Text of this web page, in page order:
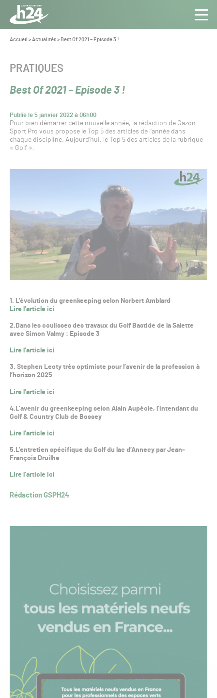
Panneau de gestion des cookies
Aller au contenu
Toute
l’info
Pro
Vous
Accueil >Actualités> Best Of 2021 – Episode 3 !
Best Of 2021 – Episode 3 !
Publié le 5 janvier 2022 à 06h00
CATÉGORIE :
PRATIQUES
Pour bien démarrer cette nouvelle année, la rédaction de Gazon
Sport Pro vous propose le Top 5 des articles de l’année dans
chaque discipline. Aujourd’hui, le Top 5 des articles de la rubrique
« Golf ».
1. L’évolution du greenkeeping selon Norbert Amblard
Lire l’article ici
2.Dans les coulisses des travaux du Golf Bastide de la Salette
avec Simon Valmy : Episode 3
Lire l’article ici
3. Stephen Leoty très optimiste pour l’avenir de la profession à
l’horizon 2025
Lire l’article ici
4.L’avenir du greenkeeping selon Alain Aupècle, l’intendant du
Golf & Country Club de Bossey
Lire l’article ici
5.L’entretien spécifique du Golf du lac d’Annecy par Jean-
François Druilhe
Lire l’article ici
Rédaction GSPH24